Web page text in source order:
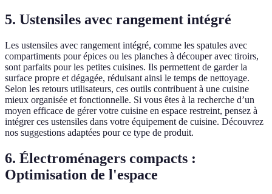
5. Ustensiles avec rangement intégré
Les ustensiles avec rangement intégré, comme les spatules avec
compartiments pour épices ou les planches à découper avec tiroirs,
sont parfaits pour les petites cuisines. Ils permettent de garder la
surface propre et dégagée, réduisant ainsi le temps de nettoyage.
Selon les retours utilisateurs, ces outils contribuent à une cuisine
mieux organisée et fonctionnelle. Si vous êtes à la recherche d’un
moyen efficace de gérer votre cuisine en espace restreint, pensez à
intégrer ces ustensiles dans votre équipement de cuisine. Découvrez
nos suggestions adaptées pour ce type de produit.
6. Électroménagers compacts :
Optimisation de l'espace